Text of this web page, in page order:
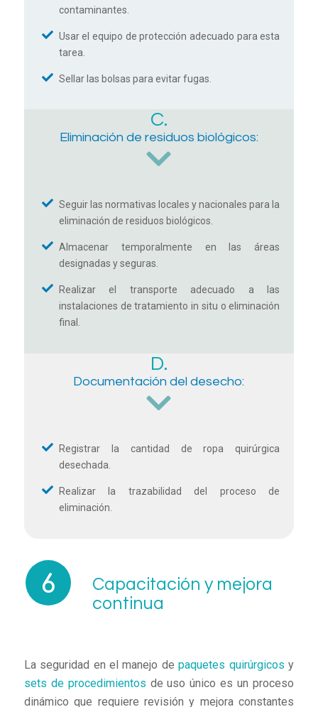
contaminantes.
Usar el equipo de protección adecuado para esta
tarea.
Sellar las bolsas para evitar fugas.
C.
Eliminación de residuos biológicos:
Seguir las normativas locales y nacionales para la
eliminación de residuos biológicos.
Almacenar temporalmente en las áreas
designadas y seguras.
Realizar el transporte adecuado a las
instalaciones de tratamiento in situ o eliminación
final.
D.
Documentación del desecho:
Registrar la cantidad de ropa quirúrgica
desechada.
Realizar la trazabilidad del proceso de
eliminación.
Capacitación y mejora
continua
La seguridad en el manejo depaquetes quirúrgicos y
sets de procedimientos de uso único es un proceso
dinámico que requiere revisión y mejora constantes